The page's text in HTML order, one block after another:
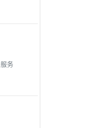
务